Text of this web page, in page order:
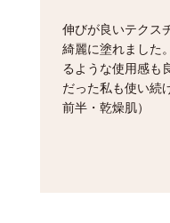
伸びが良いテクス
綺麗に塗れました
るような使用感も
だった私も使い続
前半・乾燥肌）